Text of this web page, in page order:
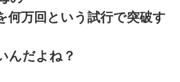
何万回という試行で突破す
んだよね？